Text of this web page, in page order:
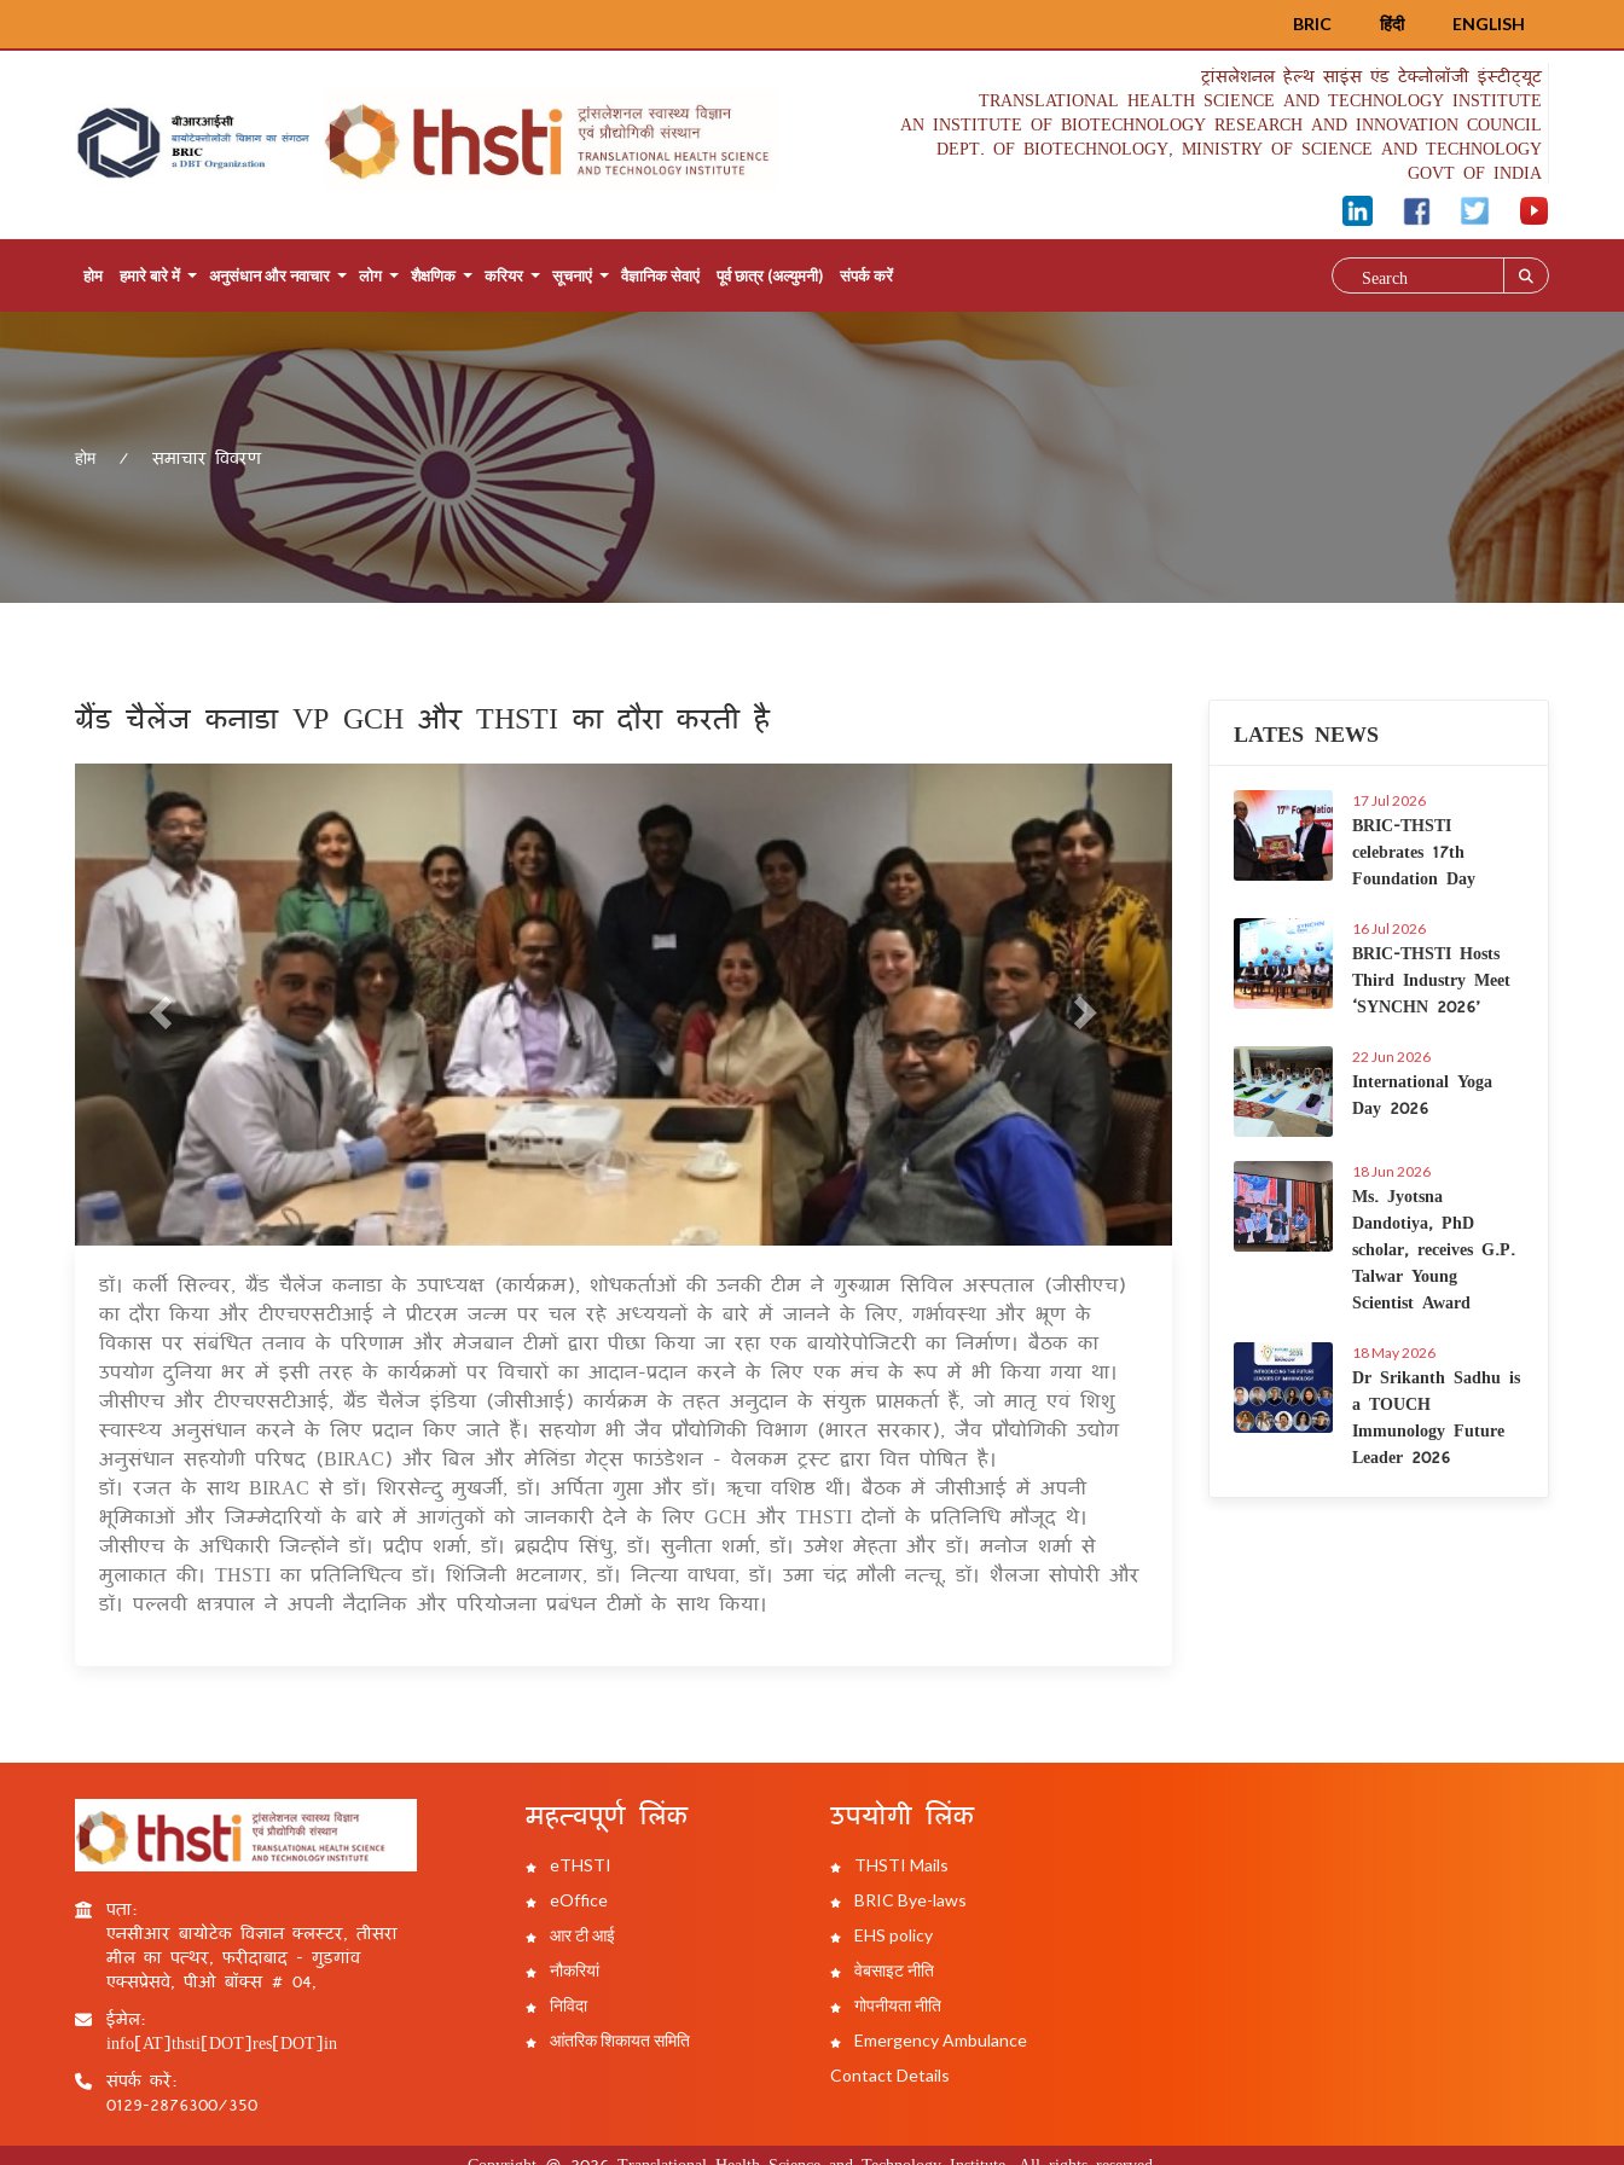
ENGLISH
हिंदी
BRIC
ट्रांसलेशनल हेल्थ साइंस एंड टेक्नोलॉजी इंस्टीट्यूट
TRANSLATIONAL HEALTH SCIENCE AND TECHNOLOGY INSTITUTE
AN INSTITUTE OF BIOTECHNOLOGY RESEARCH AND INNOVATION COUNCIL
DEPT. OF BIOTECHNOLOGY, MINISTRY OF SCIENCE AND TECHNOLOGY
GOVT OF INDIA
होम हमारे बारे में अनुसंधान और नवाचार लोग शैक्षणिक करियर सूचनाएं वैज्ञानिक सेवाएं पूर्व छात्र (अल्युमनी) संपर्क करें
होम समाचार विवरण
ग्रैंड चैलेंज कनाडा VP GCH और THSTI का दौरा करती है
Next
17 Jul 2020
डॉ। कर्ली सिल्वर, ग्रैंड चैलेंज कनाडा के उपाध्यक्ष (कार्यक्रम), शोधकर्ताओं की उनकी टीम ने गुरुग्राम सिविल अस्पताल (जीसीएच)
का दौरा किया और टीएचएसटीआई ने प्रीटरम जन्म पर चल रहे अध्ययनों के बारे में जानने के लिए, गर्भावस्था और भ्रूण के
विकास पर संबंधित तनाव के परिणाम और मेजबान टीमों द्वारा पीछा किया जा रहा एक बायोरेपोजिटरी का निर्माण। बैठक का
उपयोग दुनिया भर में इसी तरह के कार्यक्रमों पर विचारों का आदान-प्रदान करने के लिए एक मंच के रूप में भी किया गया था।
जीसीएच और टीएचएसटीआई, ग्रैंड चैलेंज इंडिया (जीसीआई) कार्यक्रम के तहत अनुदान के संयुक्त प्राप्तकर्ता हैं, जो मातृ एवं शिशु
स्वास्थ्य अनुसंधान करने के लिए प्रदान किए जाते हैं। सहयोग भी जैव प्रौद्योगिकी विभाग (भारत सरकार), जैव प्रौद्योगिकी उद्योग
अनुसंधान सहयोगी परिषद (BIRAC) और बिल और मेलिंडा गेट्स फाउंडेशन - वेलकम ट्रस्ट द्वारा वित्त पोषित है।
डॉ। रजत के साथ BIRAC से डॉ। शिरसेन्दु मुखर्जी, डॉ। अर्पिता गुप्ता और डॉ। ऋचा वशिष्ठ थीं। बैठक में जीसीआई में अपनी
भूमिकाओं और जिम्मेदारियों के बारे में आगंतुकों को जानकारी देने के लिए GCH और THSTI दोनों के प्रतिनिधि मौजूद थे।
जीसीएच के अधिकारी जिन्होंने डॉ। प्रदीप शर्मा, डॉ। ब्रह्मदीप सिंधु, डॉ। सुनीता शर्मा, डॉ। उमेश मेहता और डॉ। मनोज शर्मा से
मुलाकात की। THSTI का प्रतिनिधित्व डॉ। शिंजिनी भटनागर, डॉ। नित्या वाधवा, डॉ। उमा चंद्र मौली नत्चू, डॉ। शैलजा सोपोरी और
डॉ। पल्लवी क्षत्रपाल ने अपनी नैदानिक ​​और परियोजना प्रबंधन टीमों के साथ किया।
LATES NEWS
17 Jul 2026
BRIC-THSTI
celebrates 17th
Foundation Day
16 Jul 2026
BRIC-THSTI Hosts
Third Industry Meet
‘SYNCHN 2026’
22 Jun 2026
International Yoga
Day 2026
18 Jun 2026
Ms. Jyotsna
Dandotiya, PhD
scholar, receives G.P.
Talwar Young
Scientist Award
18 May 2026
Dr Srikanth Sadhu is
a TOUCH
Immunology Future
Leader 2026
पता:
एनसीआर बायोटेक विज्ञान क्लस्टर, तीसरा
मील का पत्थर, फरीदाबाद - गुड़गांव
एक्सप्रेसवे, पीओ बॉक्स # 04,
ईमेल:
info[AT]thsti[DOT]res[DOT]in
संपर्क करें:
0129-2876300/350
महत्वपूर्ण लिंक
eTHSTI
eOffice
आर टी आई
नौकरियां
निविदा
आंतरिक शिकायत समिति
उपयोगी लिंक
THSTI Mails
BRIC Bye-laws
EHS policy
वेबसाइट नीति
गोपनीयता नीति
Emergency Ambulance
Contact Details